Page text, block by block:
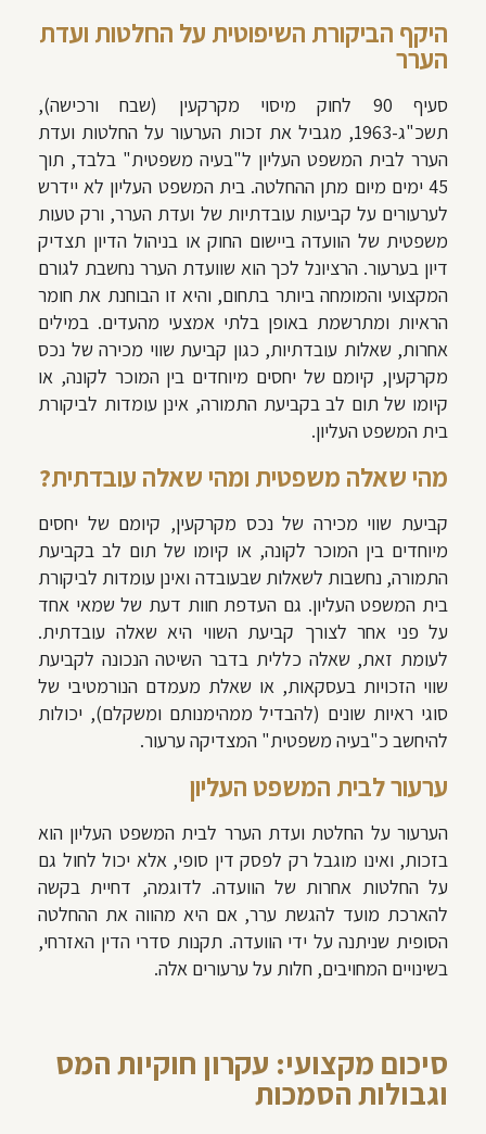
היקף הביקורת השיפוטית על החלטות ועדת
הערר
סעיף 90 לחוק מיסוי מקרקעין (שבח ורכישה),
תשכ"ג-1963, מגביל את זכות הערעור על החלטות ועדת
הערר לבית המשפט העליון ל"בעיה משפטית" בלבד, תוך
45 ימים מיום מתן ההחלטה. בית המשפט העליון לא יידרש
לערעורים על קביעות עובדתיות של ועדת הערר, ורק טעות
משפטית של הוועדה ביישום החוק או בניהול הדיון תצדיק
דיון בערעור. הרציונל לכך הוא שוועדת הערר נחשבת לגורם
המקצועי והמומחה ביותר בתחום, והיא זו הבוחנת את חומר
הראיות ומתרשמת באופן בלתי אמצעי מהעדים. במילים
אחרות, שאלות עובדתיות, כגון קביעת שווי מכירה של נכס
מקרקעין, קיומם של יחסים מיוחדים בין המוכר לקונה, או
קיומו של תום לב בקביעת התמורה, אינן עומדות לביקורת
בית המשפט העליון.
מהי שאלה משפטית ומהי שאלה עובדתית?
קביעת שווי מכירה של נכס מקרקעין, קיומם של יחסים
מיוחדים בין המוכר לקונה, או קיומו של תום לב בקביעת
התמורה, נחשבות לשאלות שבעובדה ואינן עומדות לביקורת
בית המשפט העליון. גם העדפת חוות דעת של שמאי אחד
על פני אחר לצורך קביעת השווי היא שאלה עובדתית.
לעומת זאת, שאלה כללית בדבר השיטה הנכונה לקביעת
שווי הזכויות בעסקאות, או שאלת מעמדם הנורמטיבי של
סוגי ראיות שונים (להבדיל ממהימנותם ומשקלם), יכולות
להיחשב כ"בעיה משפטית" המצדיקה ערעור.
ערעור לבית המשפט העליון
הערעור על החלטת ועדת הערר לבית המשפט העליון הוא
בזכות, ואינו מוגבל רק לפסק דין סופי, אלא יכול לחול גם
על החלטות אחרות של הוועדה. לדוגמה, דחיית בקשה
להארכת מועד להגשת ערר, אם היא מהווה את ההחלטה
הסופית שניתנה על ידי הוועדה. תקנות סדרי הדין האזרחי,
בשינויים המחויבים, חלות על ערעורים אלה.
סיכום מקצועי: עקרון חוקיות המס
וגבולות הסמכות